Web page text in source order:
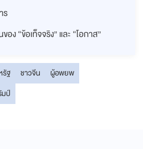
ร
ง “ข้อเท็จจริง” และ “โอกาส”
ฐ ชาวจีน
ผู้อพยพ
ป์